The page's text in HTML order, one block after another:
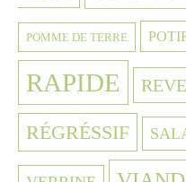
POMME DE TERRE
RAPIDE
RÉGRÉSSIF